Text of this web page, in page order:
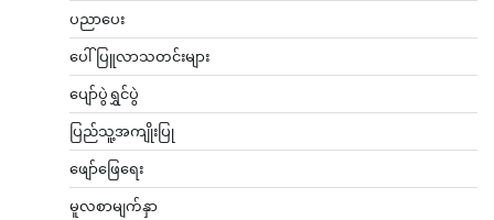
ပညာပေး
ပေါ်ပြူလာသတင်းများ
ပျော်ပွဲရွှင်ပွဲ
ပြည်သူ့အကျိုးပြု
ဖျော်ဖြေရေး
မူလစာမျက်နှာ